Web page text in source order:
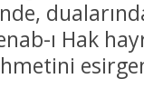
ı Hak